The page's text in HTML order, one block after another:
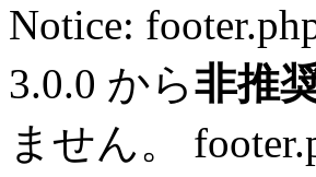
Notice:
3.0.0 から非推
ません。